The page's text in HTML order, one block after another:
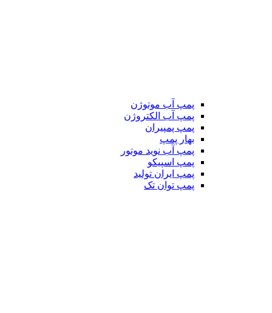
پمپ آب موتوژن
پمپ آب الکتروژن
پمپ پمپیران
بهار پمپ
پمپ آب نوید موتور
پمپ اسپیکو
پمپ ایران تولید
پمپ توان تک